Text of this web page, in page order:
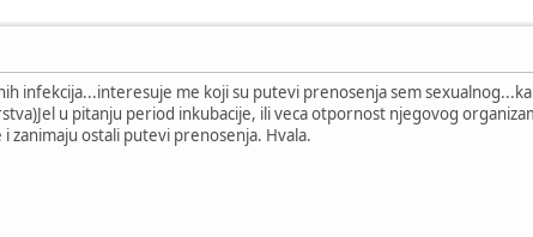
infekcija...interesuje me koji su putevi prenosenja sem
u pitanju period inkubacije, ili veca otpornost njegovog
zanimaju ostali putevi prenosenja. Hvala.